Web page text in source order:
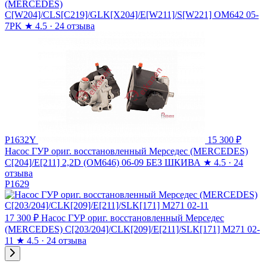
(MERCEDES)
C[W204]/CLS[C219]/GLK[X204]/E[W211]/S[W221] OM642 05-
7PK ★ 4.5 · 24 отзыва
P1632Y
15 300 ₽
Насос ГУР ориг. восстановленный Мерседес (MERCEDES)
C[204]/E[211] 2,2D (OM646) 06-09 БЕЗ ШКИВА ★ 4.5 · 24
отзыва
P1629
17 300 ₽ Насос ГУР ориг. восстановленный Мерседес
(MERCEDES) C[203/204]/CLK[209]/E[211]/SLK[171] M271 02-
11 ★ 4.5 · 24 отзыва